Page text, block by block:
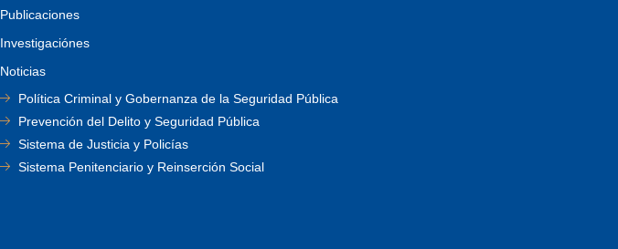
Publicaciones
Investigaciónes
Noticias
Política Criminal y Gobernanza de la Seguridad Pública
Prevención del Delito y Seguridad Pública
Sistema de Justicia y Policías
Sistema Penitenciario y Reinserción Social